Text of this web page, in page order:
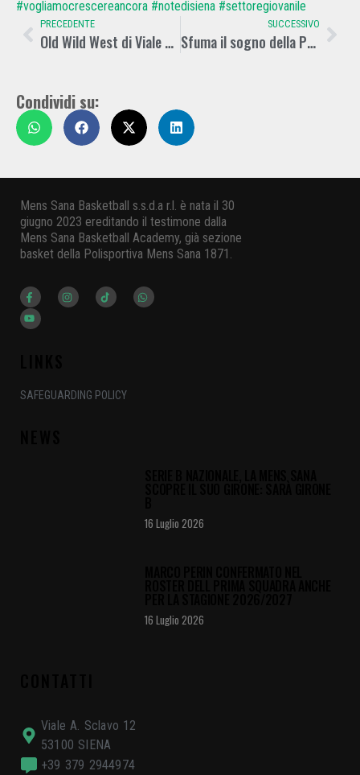
#vogliamocrescereancora #notedisiena #settoregiovanile
PRECEDENTE
Old Wild West di Viale Toselli Math Sponsor della partita contro il Costone
SUCCESSIVO
Sfuma il sogno della Pool Promozione con la sconfitta in casa contro il Costone
Condividi su:
Mens Sana Basketball s.s.d.a r.l. è nata il 30
giugno 2023 ereditando il testimone dalla
Mens Sana Basketball Academy, già sezione
basket della Polisportiva Mens Sana 1871.
SAFEGUARDING POLICY
16 Luglio 2026
16 Luglio 2026
Viale A. Sclavo 12
53100 SIENA
+39 379 2944974